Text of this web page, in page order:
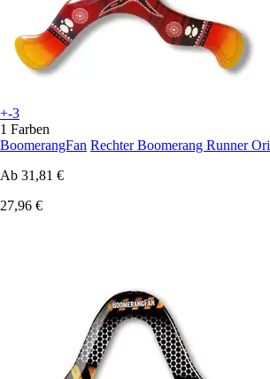
+-3
1 Farben
BoomerangFan Rechter Boomerang Runner Ori
Ab 31,81 €
27,96 €